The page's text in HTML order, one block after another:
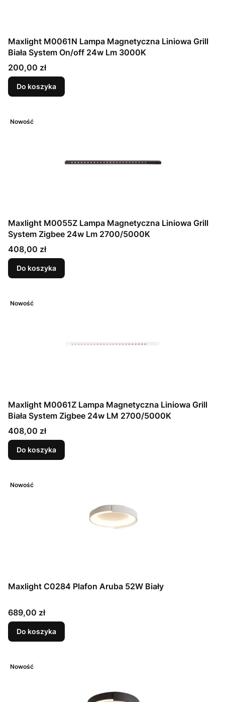
Maxlight M0061N Lampa Magnetyczna Liniowa Grill
Biała System On/off 24w Lm 3000K
Cena
200,00 zł
Do koszyka
Nowość
Maxlight M0055Z Lampa Magnetyczna Liniowa Grill
System Zigbee 24w Lm 2700/5000K
Cena
408,00 zł
Do koszyka
Nowość
Maxlight M0061Z Lampa Magnetyczna Liniowa Grill
Biała System Zigbee 24w LM 2700/5000K
Cena
408,00 zł
Do koszyka
Nowość
Maxlight C0284 Plafon Aruba 52W Biały
Cena
689,00 zł
Do koszyka
Nowość